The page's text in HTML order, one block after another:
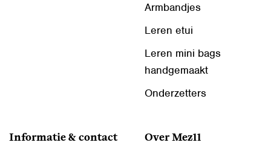
Armbandjes
Leren etui
Leren mini bags
handgemaakt
Onderzetters
Informatie & contact Over Mez11